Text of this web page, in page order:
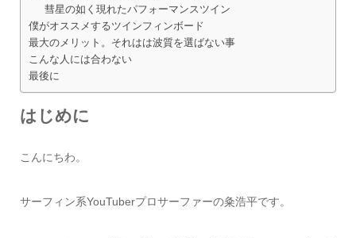
彗星の如く現れたパフォーマンスツイン
僕がオススメするツインフィンボード
最大のメリット。それはは波質を選ばない事
こんな人には合わない
最後に
はじめに
こんにちわ。
サーフィン系YouTuberプロサーファーの粂浩平です。